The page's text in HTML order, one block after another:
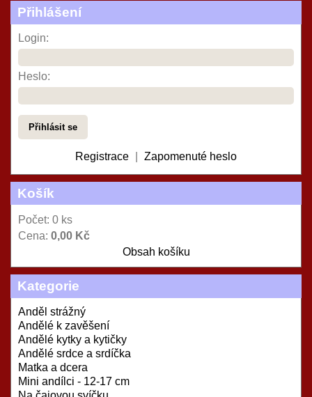
Přihlášení
Login:
Heslo:
Registrace Zapomenuté heslo
Košík
Počet: 0 ks
Cena: 0,00 Kč
Obsah košíku
Kategorie
Anděl strážný
Andělé k zavěšení
Andělé kytky a kytičky
Andělé srdce a srdíčka
Matka a dcera
Mini andílci - 12-17 cm